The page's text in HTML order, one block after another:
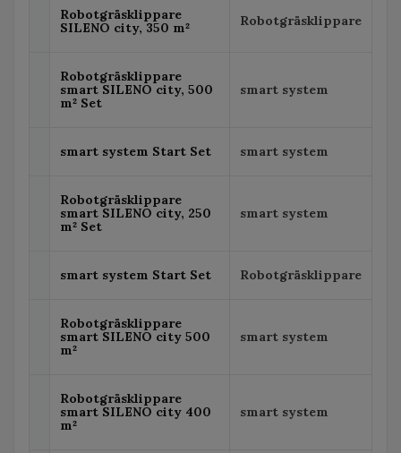
Robotgräsklippare
SILENO city, 350 m²
Robotgräsklippare
Robotgräsklippare
smart SILENO city, 500
m² Set
smart system
smart system Start Set smart system
Robotgräsklippare
smart SILENO city, 250
m² Set
smart system
smart system Start Set Robotgräsklippare
Robotgräsklippare
smart SILENO city 500
m²
smart system
Robotgräsklippare
smart SILENO city 400
m²
smart system